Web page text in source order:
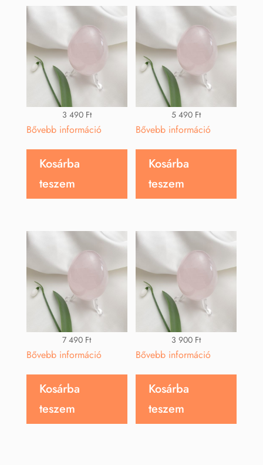
3 490 Ft
Bővebb információ
Kosárba
teszem
5 490 Ft
Bővebb információ
Kosárba
teszem
7 490 Ft
Bővebb információ
Kosárba
teszem
3 900 Ft
Bővebb információ
Kosárba
teszem